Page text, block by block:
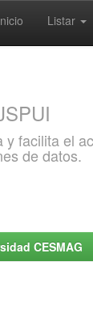
Listar
y facilita el
de datos.
CESMAG